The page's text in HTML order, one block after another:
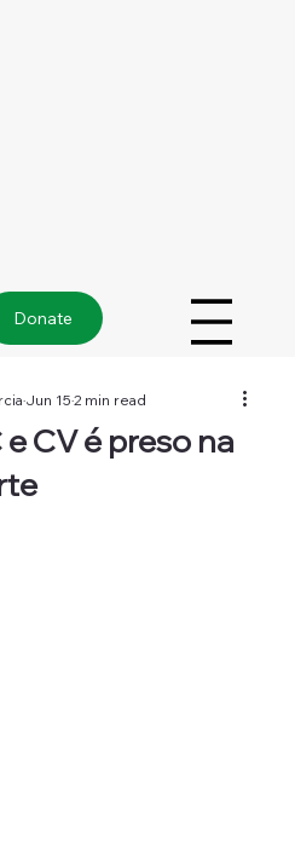
Donate
CV é preso na
Jun 152 min read